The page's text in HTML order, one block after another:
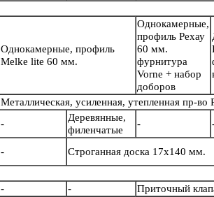
Однокамерные, профиль
Melke lite 60 мм.
Однокамерные,
профиль Рехау
60 мм.
фурнитура
Vorne + набор
доборов
Металлическая, усиленная, утепленная пр-во
-
Деревянные,
филенчатые
-
-
Строганная доска 17х140 мм.
- -
Приточный